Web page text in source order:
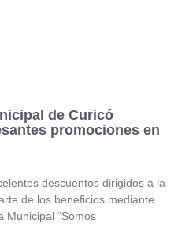
de Curicó
promociones en
descuentos dirigidos a la
de los beneficios mediante
Municipal “Somos